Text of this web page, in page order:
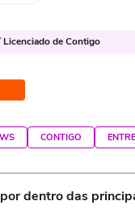
Licenciado de Contigo
CONTIGO
dentro das